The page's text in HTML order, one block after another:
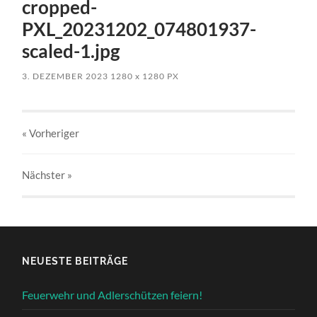
cropped-
PXL_20231202_074801937-
scaled-1.jpg
3. DEZEMBER 2023 1280x 1280 PX
« Vorheriger
Nächster »
NEUESTE BEITRÄGE
Feuerwehr und Adlerschützen feiern!